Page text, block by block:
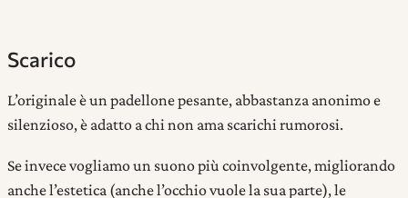
Scarico
L’originale è un padellone pesante, abbastanza anonimo e
silenzioso, è adatto a chi non ama scarichi rumorosi.
Se invece vogliamo un suono più coinvolgente, migliorando
anche l’estetica (anche l’occhio vuole la sua parte), le